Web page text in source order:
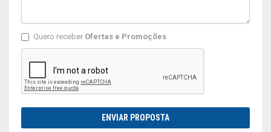
Quero receber Ofertas e Promoções
ENVIAR PROPOSTA